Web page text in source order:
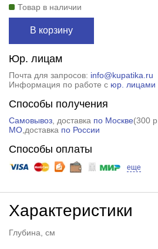
Товар в наличии
В корзину
Юр. лицам
Почта для запросов: info@kupatika.ru
Информация по работе с юр. лицами
Способы получения
Самовывоз, доставка по Москве(300 р.
МО,доставка по России
Способы оплаты
еще
Характеристики
Глубина, см